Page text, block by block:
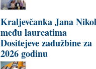
Kraljevčanka Jana
među laureatima
Dositejeve zadužbine za
2026 godinu